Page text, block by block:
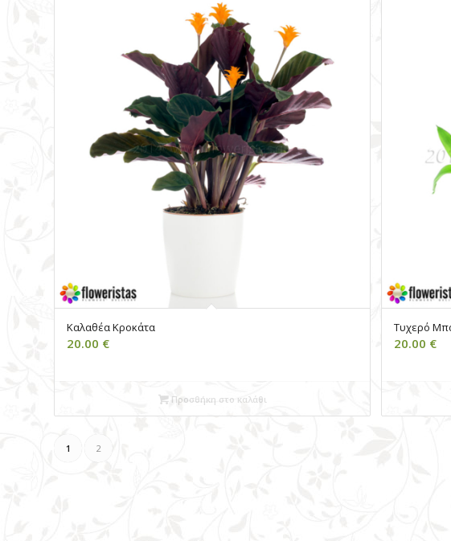
Καλαθέα Κροκάτα
20.00 €
Προσθήκη στο καλάθι
Τυχερό
20.00 €
1 2